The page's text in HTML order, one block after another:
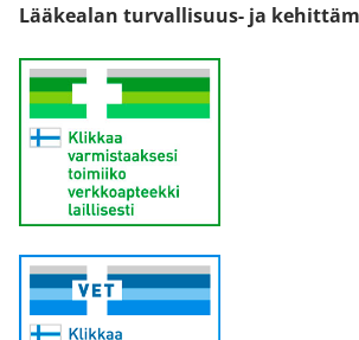
Lääkealan turvallisuus- ja